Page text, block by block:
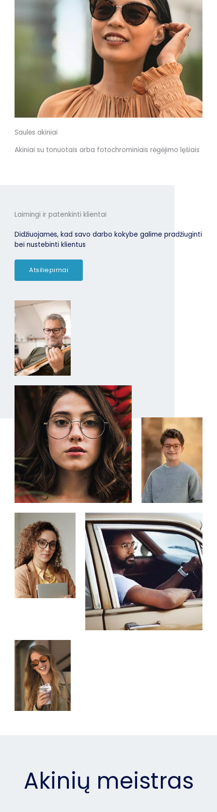
Saulės akiniai
Akiniai su tonuotais arba fotochrominiais rėgėjimo lęšiais
Laimingi ir patenkinti klientai
Didžiuojamės, kad savo darbo kokybe galime pradžiuginti
bei nustebinti klientus
Atsiliepimai
Akinių meistras